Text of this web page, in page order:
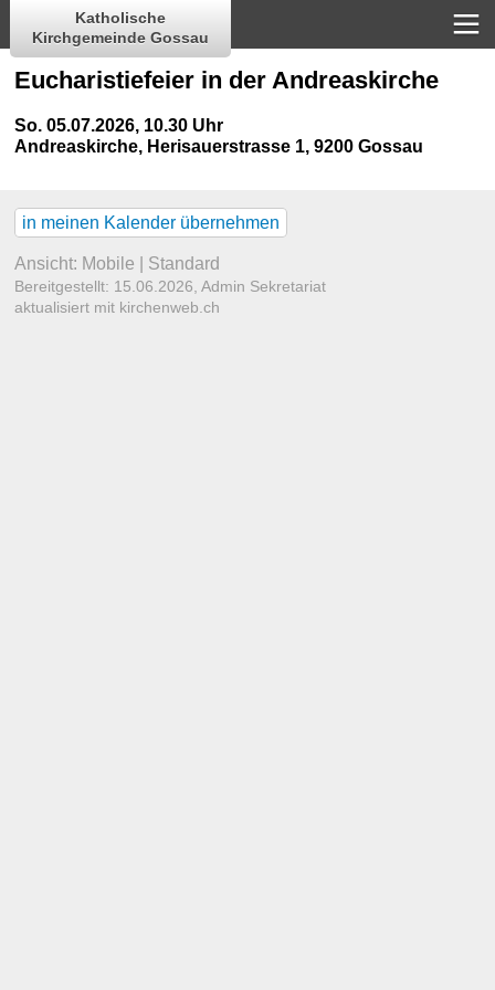
Katholische
Kirchgemeinde Gossau
Eucharistiefeier in der Andreaskirche
So. 05.07.2026, 10.30 Uhr
Andreaskirche, Herisauerstrasse 1, 9200 Gossau
in meinen Kalender übernehmen
Ansicht: Mobile Standard
Bereitgestellt: 15.06.2026,Admin Sekretariat
aktualisiert mit kirchenweb.ch